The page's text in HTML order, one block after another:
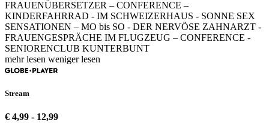
FRAUENÜBERSETZER – CONFERENCE –
KINDERFAHRRAD - IM SCHWEIZERHAUS - SONNE SEX
SENSATIONEN – MO bis SO - DER NERVÖSE ZAHNARZT -
FRAUENGESPRÄCHE IM FLUGZEUG – CONFERENCE -
SENIORENCLUB KUNTERBUNT
mehr lesen weniger lesen
Stream
€ 4,99 - 12,99